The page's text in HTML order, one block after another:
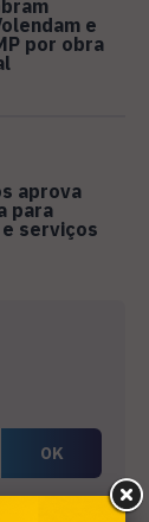
e
por obra
aprova
para
serviços